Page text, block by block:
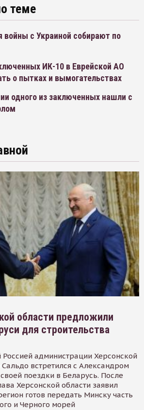
теме
войны с Украиной собирают по
ИК-10 в Еврейской АО
о пытках и вымогательствах
одного из заключенных нашли с
области предложили
для строительства
Россией администрации Херсонской
встретился с Александром
поездки в Беларусь. После
Херсонской области заявил
готов передать Минску часть
и Черного морей